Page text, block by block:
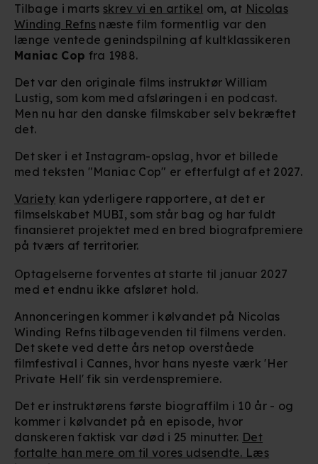
Tilbage i martsskrev vi en artikel om, at Nicolas
Winding Refns næste film formentlig var den
længe ventede genindspilning af kultklassikeren
Maniac Cop fra 1988.
Det var den originale films instruktør William
Lustig, som kom med afsløringen i en podcast.
Men nu har den danske filmskaber selv bekræftet
det.
Det sker i et Instagram-opslag, hvor et billede
med teksten "Maniac Cop" er efterfulgt af et 2027.
Variety kan yderligere rapportere, at det er
filmselskabet MUBI, som står bag og har fuldt
finansieret projektet med en bred biografpremiere
på tværs af territorier.
Optagelserne forventes at starte til januar 2027
med et endnu ikke afsløret hold.
Annonceringen kommer i kølvandet på Nicolas
Winding Refns tilbagevenden til filmens verden.
Det skete ved dette års netop overståede
filmfestival i Cannes, hvor hans nyeste værk 'Her
Private Hell' fik sin verdenspremiere.
Det er instruktørens første biograffilm i 10 år - og
kommer i kølvandet på en episode, hvor
danskeren faktisk var død i 25 minutter. Det
fortalte han mere om til vores udsendte. Læs